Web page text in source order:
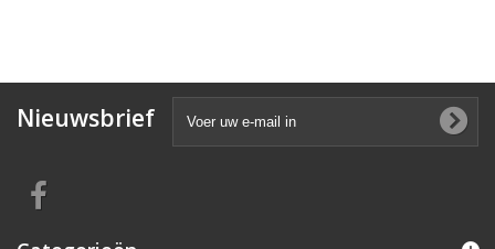
Nieuwsbrief